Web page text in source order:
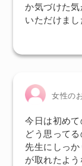
か気づけた
いただけま
女性の
今日は初め
どう思って
先生にしっ
が取れたよ